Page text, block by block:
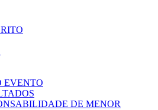
EVENTO
DE MENOR